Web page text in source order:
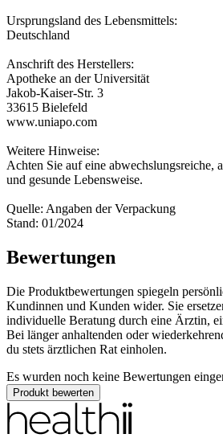
Ursprungsland des Lebensmittels:
Deutschland
Anschrift des Herstellers:
Apotheke an der Universität
Jakob-Kaiser-Str. 3
33615 Bielefeld
www.uniapo.com
Weitere Hinweise:
Achten Sie auf eine abwechslungsreiche,
und gesunde Lebensweise.
Quelle: Angaben der Verpackung
Stand: 01/2024
Bewertungen
Die Produktbewertungen spiegeln
Kundinnen und Kunden wider. Sie
individuelle Beratung durch eine Ärztin,
Bei länger anhaltenden oder
du stets ärztlichen Rat einholen.
Es wurden noch keine Bewertungen
Produkt bewerten